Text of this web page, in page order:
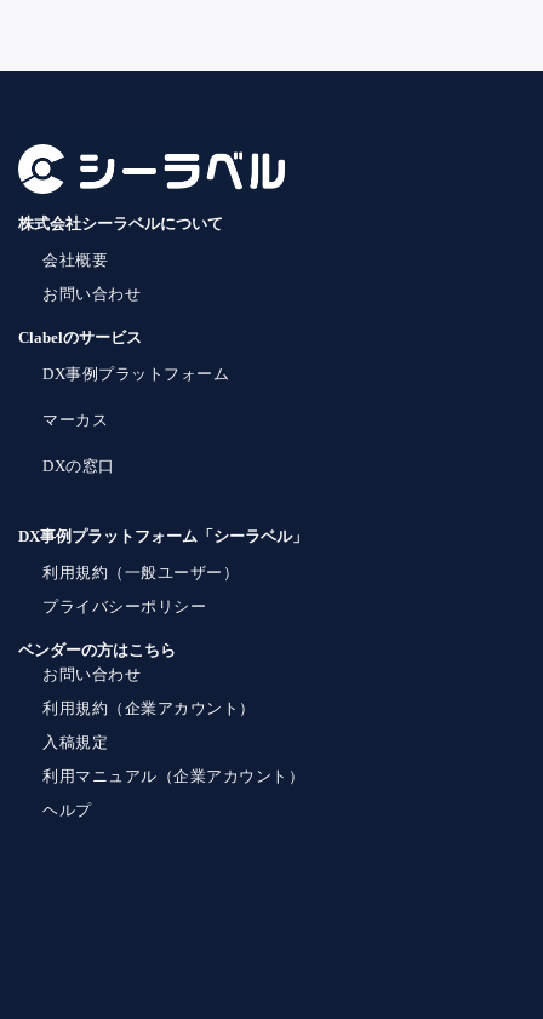
株式会社シーラベルについて
会社概要
お問い合わせ
Clabelのサービス
DX事例プラットフォーム
マーカス
DXの窓口
DX事例プラットフォーム「シーラベル」
利用規約（一般ユーザー）
プライバシーポリシー
ベンダーの方はこちら
お問い合わせ
利用規約（企業アカウント）
入稿規定
利用マニュアル（企業アカウント）
ヘルプ